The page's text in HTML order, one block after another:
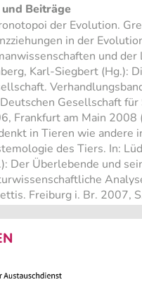
Beiträge
der Evolution.
in der
und
Karl-Siegbert (Hg.):
Gesellschaft
Frankfurt am Main 2008
in Tieren wie andere
des Tiers. In:
Der Überlebende und
Freiburg i. Br. 2007,